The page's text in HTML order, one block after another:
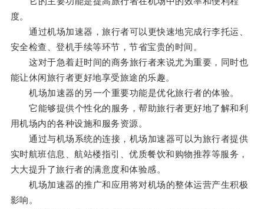
度。
通过机场加速器，旅行者可以更快速地完成行李托运、
安全检查、登机手续等环节，节省宝贵的时间。
这对于急着赶时间的商务旅行者来说尤为重要，同时也
能让休闲旅行者更好地享受旅途的乐趣。
机场加速器的另一个重要功能是优化旅行者的体验。
它能够提供个性化的服务，帮助旅行者更好地了解和利
用机场内的各种设施和服务资源。
通过与机场系统的连接，机场加速器可以为旅行者提供
实时航班信息、航站楼指引、优质餐饮和购物推荐等服务，
大大提升了旅行者的满意度和体验感。
机场加速器的推广和应用将对机场的整体运营产生积极
影响。